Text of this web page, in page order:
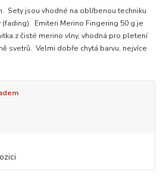
Sety jsou vhodné na oblíbenou techniku
Emiteri Merino Fingering 50 g je
z čisté merino vlny, vhodná pro pletení
svetrů. Velmi dobře chytá barvu, nejvíce